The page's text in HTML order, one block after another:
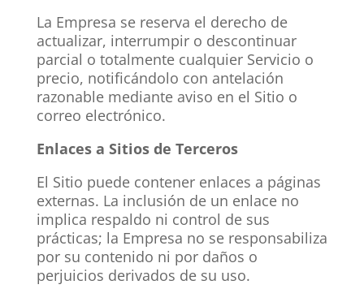
La Empresa se reserva el derecho de
actualizar, interrumpir o descontinuar
parcial o totalmente cualquier Servicio o
precio, notificándolo con antelación
razonable mediante aviso en el Sitio o
correo electrónico.
Enlaces a Sitios de Terceros
El Sitio puede contener enlaces a páginas
externas. La inclusión de un enlace no
implica respaldo ni control de sus
prácticas; la Empresa no se responsabiliza
por su contenido ni por daños o
perjuicios derivados de su uso.